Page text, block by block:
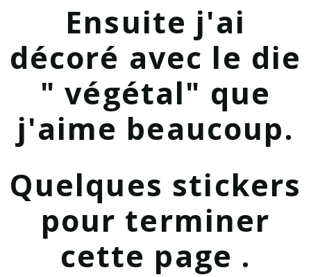
Ensuite j'ai
décoré avec le die
" végétal" que
j'aime beaucoup.
Quelques stickers
pour terminer
cette page .